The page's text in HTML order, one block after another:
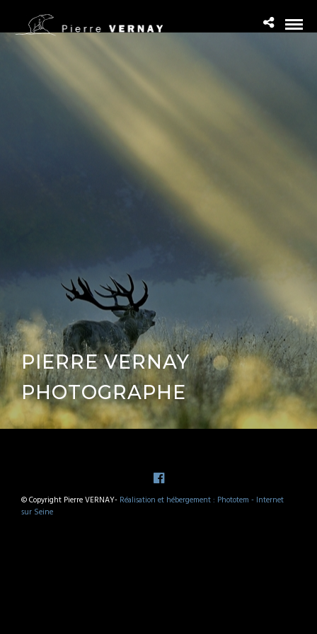
PIERRE VERNAY
PHOTOGRAPHE
© Copyright Pierre VERNAY- Réalisation et hébergement : Phototem - Internet
sur Seine